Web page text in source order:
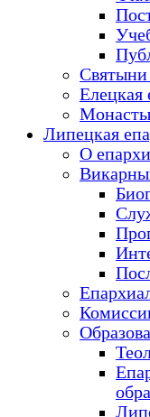
Святыни
Елецкая
Липецкая
О